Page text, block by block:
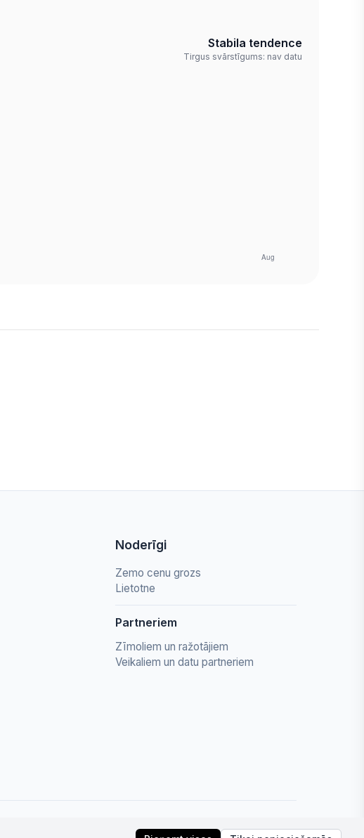
Stabila tendence
Tirgus svārstīgums: nav datu
Noderīgi
Zemo cenu grozs
Lietotne
Partneriem
Zīmoliem un ražotājiem
Veikaliem un datu partneriem